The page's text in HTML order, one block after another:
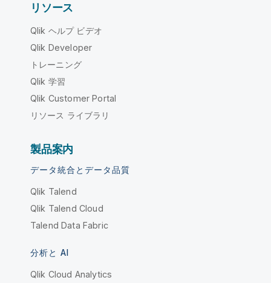
リソース
Qlik ヘルプ ビデオ
Qlik Developer
トレーニング
Qlik 学習
Qlik Customer Portal
リソース ライブラリ
製品案内
データ統合とデータ品質
Qlik Talend
Qlik Talend Cloud
Talend Data Fabric
分析と AI
Qlik Cloud Analytics